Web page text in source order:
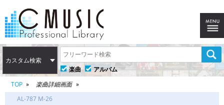
カスタム検索
楽曲
アルバム
TOP
楽曲詳細画面
AL-787 M-26